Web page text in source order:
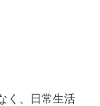
く、日常生活